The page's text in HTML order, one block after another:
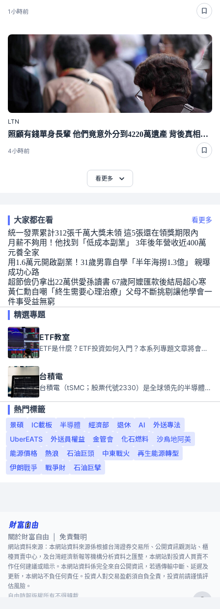
1小時前
LTN
照顧有錢單身長輩 他們竟意外分到4220萬遺產 背後真相曝光了
4小時前
看更多
大家都在看 看更多
統一發票累計312張千萬大獎未領 這5張還在領獎期限內
月薪不夠用！他找到「低成本副業」 3年後年營收近400萬
元養全家
用1.6萬元開啟副業！31歲男靠自學「半年海撈1.3億」 親曝
成功心路
超節儉仍拿出22萬供愛孫讀書 67歲阿嬤匯款後結局超心寒
黃仁勳自嘲「終生需要心理治療」父母不斷挑剔讓他學會一
件事受益無窮
精選專題
ETF教室
ETF是什麼？ETF投資如何入門？本系列專題文章將會告訴你新手必須知道的ETF基礎知識。
台積電
台積電（tSMC；股票代號2330）是全球領先的半導體代工公司，成立於1987年，總部位於台灣新竹。且已於美國、日本、德國及中國設廠，台積電是全球首家專業積體電路製造服務公司，也是全球最先進和最大規模的半導體代工廠。
熱門標籤
景碩
IC載板 半導體 經濟部 退休 AI
外送專法
UberEATS
外送員權益 金管會 化石燃料
沙烏地阿美
能源價格
熱浪 石油巨頭 中東戰火
再生能源轉型
伊朗戰爭
戰爭財 石油巨擘
關於財富自由 免責聲明
網站資料來源：本網站資料來源係根據台灣證券交易所、公開資訊觀測站、櫃
檯買賣中心，及台灣經濟新報等機構分析資料之匯整，本網站對投資人買賣不
作任何建議或暗示。本網站資料係完全來自公開資訊，若遇傳輸中斷、延遲及
更新，本網站不負任何責任。投資人對交易盈虧須自負全責，投資前請謹慎評
估風險。
自由時報版權所有不得轉載